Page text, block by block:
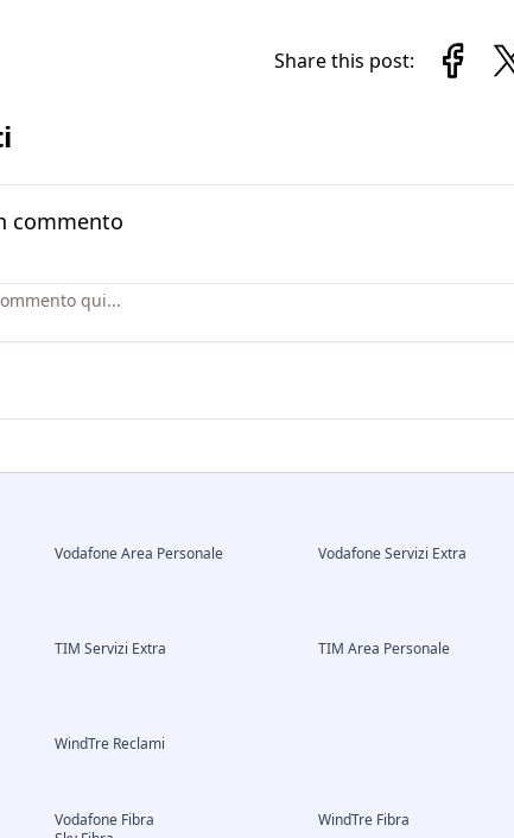
Share this post:
commento
Vodafone Area Personale
Vodafone Servizi Extra
TIM Servizi Extra
TIM Area Personale
WindTre Reclami
Vodafone Fibra
WindTre Fibra